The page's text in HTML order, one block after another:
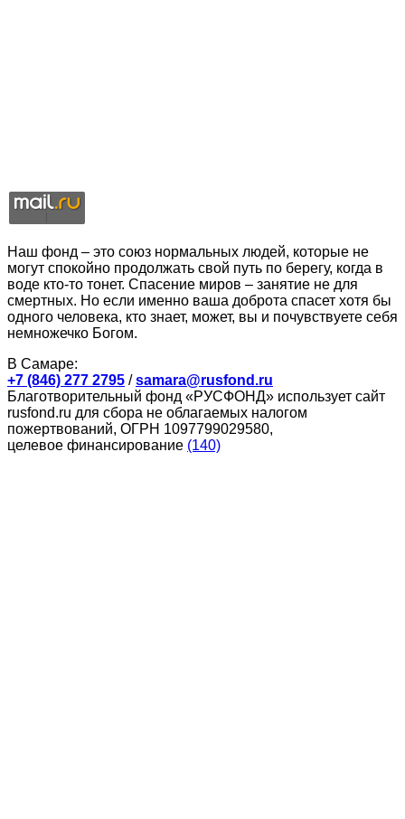
Наш фонд – это союз нормальных людей, которые не
могут спокойно продолжать свой путь по берегу, когда в
воде кто-то тонет. Спасение миров – занятие не для
смертных. Но если именно ваша доброта спасет хотя бы
одного человека, кто знает, может, вы и почувствуете себя
немножечко Богом.
В Самаре:
+7 (846) 277 2795 /samara@rusfond.ru
Благотворительный фонд «РУСФОНД» использует сайт
rusfond.ru для сбора не облагаемых налогом
пожертвований, ОГРН 1097799029580,
целевое финансирование (140)